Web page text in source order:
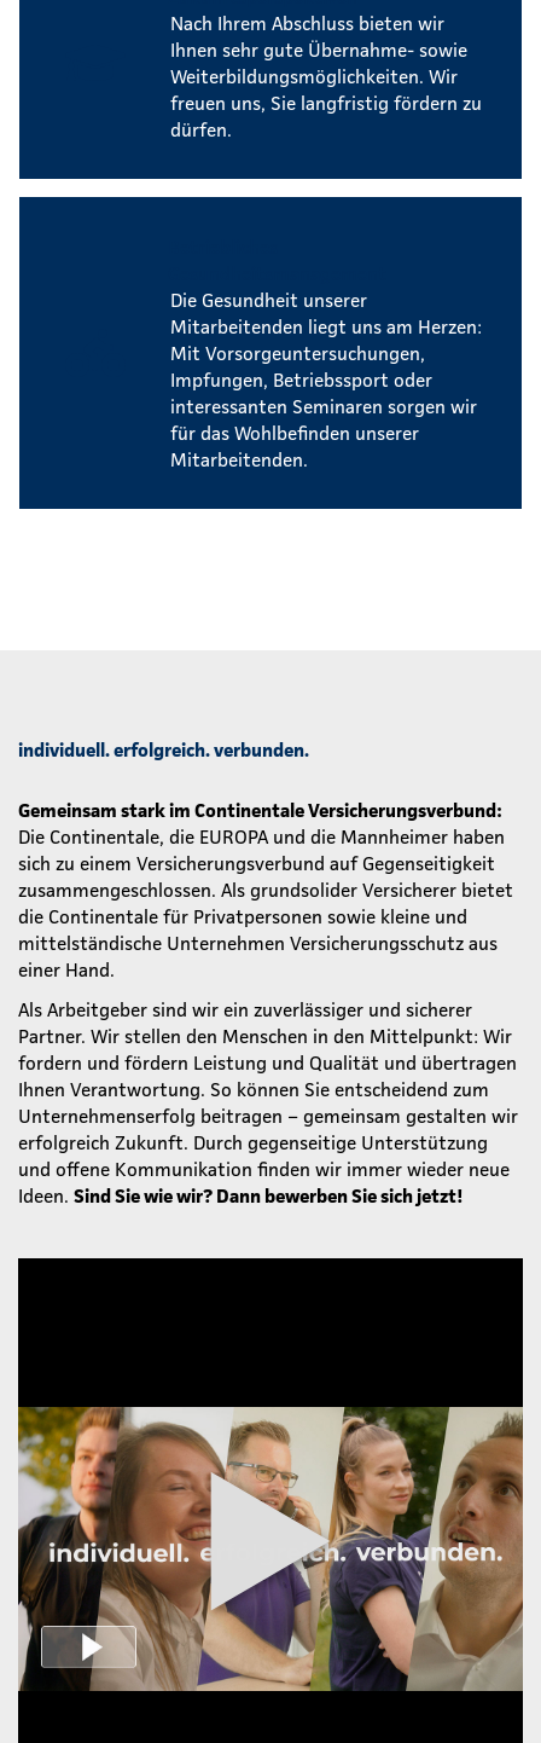
Nach Ihrem Abschluss bieten wir
Ihnen sehr gute Übernahme- sowie
Weiterbildungsmöglichkeiten. Wir
freuen uns, Sie langfristig fördern zu
dürfen.
Die Gesundheit unserer
Mitarbeitenden liegt uns am Herzen:
Mit Vorsorgeuntersuchungen,
Impfungen, Betriebssport oder
interessanten Seminaren sorgen wir
für das Wohlbefinden unserer
Mitarbeitenden.
individuell. erfolgreich. verbunden.
Gemeinsam stark im Continentale Versicherungsverbund:
Die Continentale, die EUROPA und die Mannheimer haben
sich zu einem Versicherungsverbund auf Gegenseitigkeit
zusammengeschlossen. Als grundsolider Versicherer bietet
die Continentale für Privatpersonen sowie kleine und
mittelständische Unternehmen Versicherungsschutz aus
einer Hand.
Als Arbeitgeber sind wir ein zuverlässiger und sicherer
Partner. Wir stellen den Menschen in den Mittelpunkt: Wir
fordern und fördern Leistung und Qualität und übertragen
Ihnen Verantwortung. So können Sie entscheidend zum
Unternehmenserfolg beitragen – gemeinsam gestalten wir
erfolgreich Zukunft. Durch gegenseitige Unterstützung
und offene Kommunikation finden wir immer wieder neue
Ideen. Sind Sie wie wir? Dann bewerben Sie sich jetzt!